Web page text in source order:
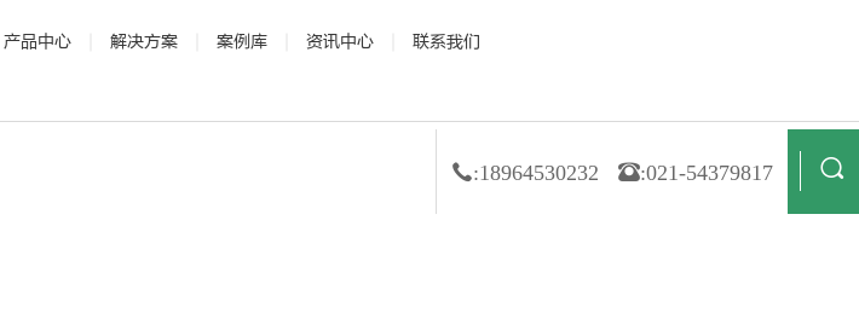
· 发展历程 · 研发与专利 · 资质荣誉 · 合作伙伴
产品中心
· 电磁加热辊 · 辊压机
解决方案
· 新能源 · 新材料 · 膜材料 · 非织造 · 造纸 · 金属箔 · 纺织业
案例库 资讯中心
· 公司新闻 · 行业动态 · 技术解读
联系我们
:18964530232 :021-54379817